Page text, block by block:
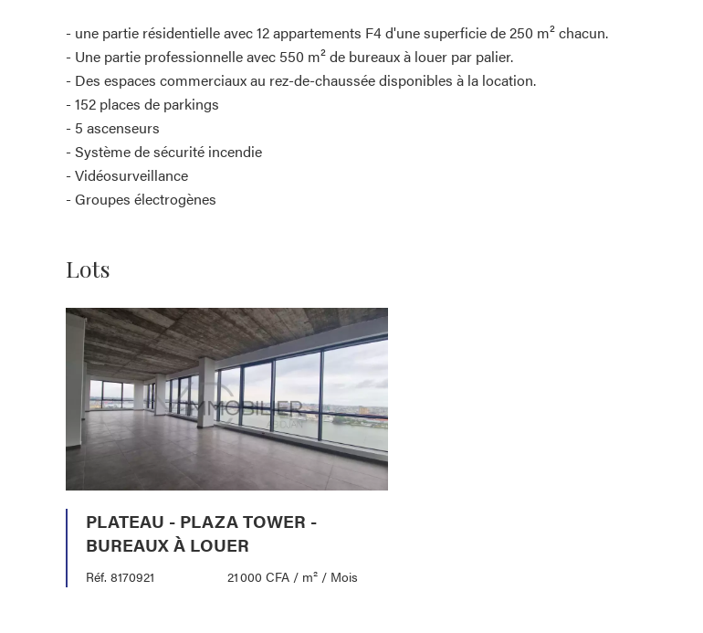
- une partie résidentielle avec 12 appartements F4 d'une superficie de 250 m² chacun.
- Une partie professionnelle avec 550 m² de bureaux à louer par palier.
- Des espaces commerciaux au rez-de-chaussée disponibles à la location.
- 152 places de parkings
- 5 ascenseurs
- Système de sécurité incendie
- Vidéosurveillance
- Groupes électrogènes
Lots
PLATEAU - PLAZA TOWER -
BUREAUX À LOUER
Réf. 8170921 21 000 CFA / m² / Mois